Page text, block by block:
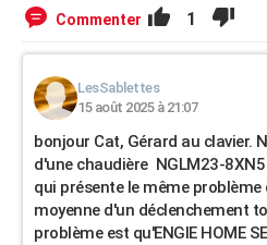
Commenter 1
LesSablettes
15 août 2025 à 21:07
bonjour Cat, Gérard au clavier.
d'une chaudière NGLM23-
qui présente le même problème
moyenne d'un déclenchement
problème est qu'ENGIE HOME